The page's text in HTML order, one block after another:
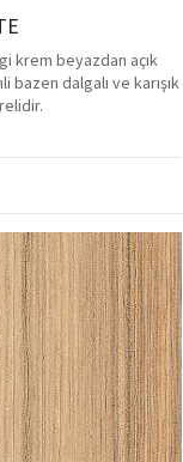
krem beyazdan açık
dalgalı ve karışık